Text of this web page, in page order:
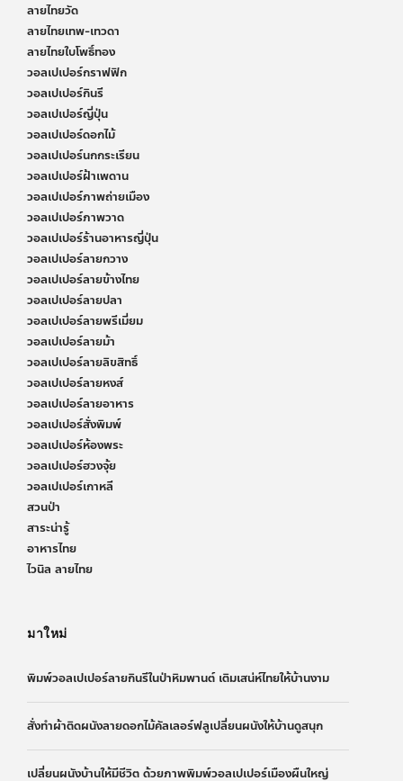
ลายไทยวัด
ลายไทยเทพ-เทวดา
ลายไทยใบโพธิ์ทอง
วอลเปเปอร์กราฟฟิก
วอลเปเปอร์กินรี
วอลเปเปอร์ญี่ปุ่น
วอลเปเปอร์ดอกไม้
วอลเปเปอร์นกกระเรียน
วอลเปเปอร์ฝ้าเพดาน
วอลเปเปอร์ภาพถ่ายเมือง
วอลเปเปอร์ภาพวาด
วอลเปเปอร์ร้านอาหารญี่ปุ่น
วอลเปเปอร์ลายกวาง
วอลเปเปอร์ลายข้างไทย
วอลเปเปอร์ลายปลา
วอลเปเปอร์ลายพรีเมี่ยม
วอลเปเปอร์ลายม้า
วอลเปเปอร์ลายลิขสิทธิ์
วอลเปเปอร์ลายหงส์
วอลเปเปอร์ลายอาหาร
วอลเปเปอร์สั่งพิมพ์
วอลเปเปอร์ห้องพระ
วอลเปเปอร์ฮวงจุ้ย
วอลเปเปอร์เกาหลี
สวนป่า
สาระน่ารู้
อาหารไทย
ไวนิล ลายไทย
มาใหม่
พิมพ์วอลเปเปอร์ลายกินรีในป่าหิมพานต์ เติมเสน่ห์ไทยให้บ้านงาม
สั่งทำผ้าติดผนังลายดอกไม้คัลเลอร์ฟลูเปลี่ยนผนังให้บ้านดูสนุก
เปลี่ยนผนังบ้านให้มีชีวิต ด้วยภาพพิมพ์วอลเปเปอร์เมืองผืนใหญ่